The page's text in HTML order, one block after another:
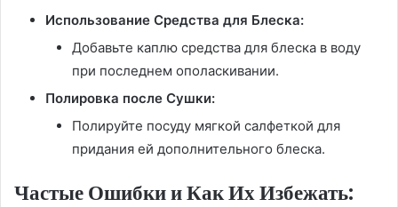
Использование Средства для Блеска:
Добавьте каплю средства для блеска в воду
при последнем ополаскивании.
Полировка после Сушки:
Полируйте посуду мягкой салфеткой для
придания ей дополнительного блеска.
Частые Ошибки и Как Их Избежать: